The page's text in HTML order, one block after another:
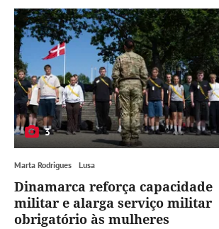
3
Marta Rodrigues Lusa
Dinamarca reforça capacidade
militar e alarga serviço militar
obrigatório às mulheres